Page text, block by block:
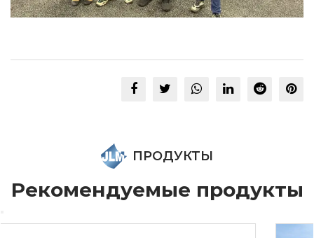
ПРОДУКТЫ
Рекомендуемые продукты